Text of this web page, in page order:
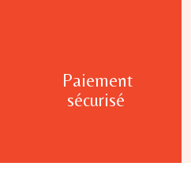
Paiement
sécurisé